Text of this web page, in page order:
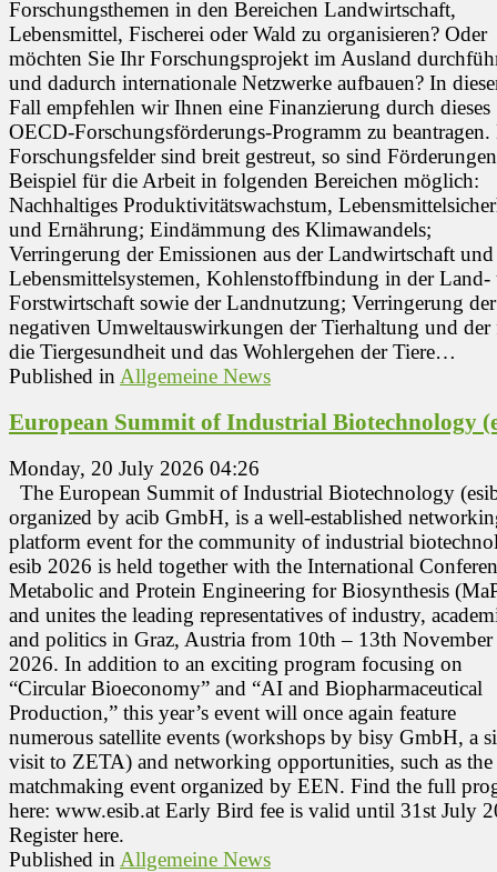
Forschungsthemen in den Bereichen Landwirtschaft,
Lebensmittel, Fischerei oder Wald zu organisieren? Oder
möchten Sie Ihr Forschungsprojekt im Ausland
und dadurch internationale Netzwerke aufbauen? In
Fall empfehlen wir Ihnen eine Finanzierung durch dieses
OECD-Forschungsförderungs-Programm zu beantragen.
Forschungsfelder sind breit gestreut, so sind
Beispiel für die Arbeit in folgenden Bereichen möglich:
Nachhaltiges Produktivitätswachstum,
und Ernährung; Eindämmung des Klimawandels;
Verringerung der Emissionen aus der Landwirtschaft
Lebensmittelsystemen, Kohlenstoffbindung in der Land-
Forstwirtschaft sowie der Landnutzung; Verringerung der
negativen Umweltauswirkungen der Tierhaltung und der
die Tiergesundheit und das Wohlergehen der Tiere…
Published in Allgemeine News
European Summit of Industrial Biotechnology
Monday, 20 July 2026 04:26
The European Summit of Industrial Biotechnology
organized by acib GmbH, is a well-established
platform event for the community of industrial
esib 2026 is held together with the International
Metabolic and Protein Engineering for Biosynthesis
and unites the leading representatives of industry,
and politics in Graz, Austria from 10th – 13th November
2026. In addition to an exciting program focusing on
“Circular Bioeconomy” and “AI and Biopharmaceutical
Production,” this year’s event will once again feature
numerous satellite events (workshops by bisy GmbH, a
visit to ZETA) and networking opportunities, such as the
matchmaking event organized by EEN. Find the full
here: www.esib.at Early Bird fee is valid until 31st July
Register here.
Published in Allgemeine News